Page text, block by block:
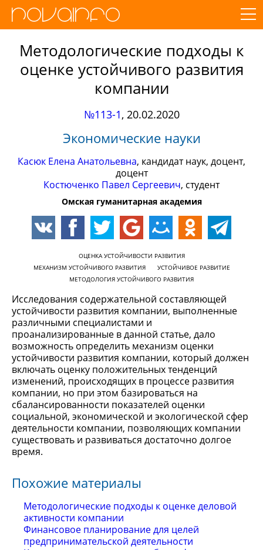
Методологические подходы к
оценке устойчивого развития
компании
№113-1, 20.02.2020
Экономические науки
Касюк Елена Анатольевна, кандидат наук, доцент,
доцент
Костюченко Павел Сергеевич, студент
Омская гуманитарная академия
ОЦЕНКА УСТОЙЧИВОСТИ РАЗВИТИЯ
МЕХАНИЗМ УСТОЙЧИВОГО РАЗВИТИЯ
УСТОЙЧИВОЕ РАЗВИТИЕ
МЕТОДОЛОГИЯ УСТОЙЧИВОГО РАЗВИТИЯ
Исследования содержательной составляющей
устойчивости развития компании, выполненные
различными специалистами и
проанализированные в данной статье, дало
возможность определить механизм оценки
устойчивости развития компании, который должен
включать оценку положительных тенденций
изменений, происходящих в процессе развития
компании, но при этом базироваться на
сбалансированности показателей оценки
социальной, экономической и экологической сфер
деятельности компании, позволяющих компании
существовать и развиваться достаточно долгое
время.
Похожие материалы
Методологические подходы к оценке деловой
активности компании
Финансовое планирование для целей
предпринимательской деятельности